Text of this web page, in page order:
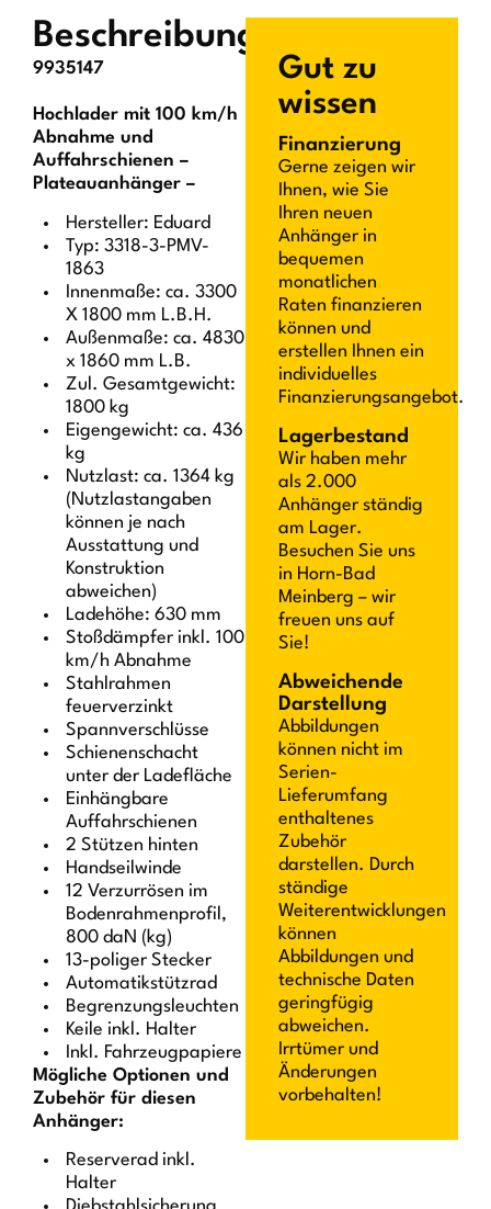
Beschreibung
9935147
Hochlader mit 100 km/h
Abnahme und
Auffahrschienen –
Plateauanhänger –
Hersteller: Eduard
Typ: 3318-3-PMV-
1863
Innenmaße: ca. 3300
X 1800 mm L.B.H.
Außenmaße: ca. 4830
x 1860 mm L.B.
Zul. Gesamtgewicht:
1800 kg
Eigengewicht: ca. 436
kg
Nutzlast: ca. 1364 kg
(Nutzlastangaben
können je nach
Ausstattung und
Konstruktion
abweichen)
Ladehöhe: 630 mm
Stoßdämpfer inkl. 100
km/h Abnahme
Stahlrahmen
feuerverzinkt
Spannverschlüsse
Schienenschacht
unter der Ladefläche
Einhängbare
Auffahrschienen
2 Stützen hinten
Handseilwinde
12 Verzurrösen im
Bodenrahmenprofil,
800 daN (kg)
13-poliger Stecker
Automatikstützrad
Begrenzungsleuchten
Keile inkl. Halter
Inkl. Fahrzeugpapiere
Mögliche Optionen und
Zubehör für diesen
Anhänger:
Reserverad inkl.
Halter
Gut zu
wissen
Finanzierung
Gerne zeigen wir
Ihnen, wie Sie
Ihren neuen
Anhänger in
bequemen
monatlichen
Raten finanzieren
können und
erstellen Ihnen ein
individuelles
Finanzierungsangebot.
Lagerbestand
Wir haben mehr
als 2.000
Anhänger ständig
am Lager.
Besuchen Sie uns
in Horn-Bad
Meinberg – wir
freuen uns auf
Sie!
Abweichende
Darstellung
Abbildungen
können nicht im
Serien-
Lieferumfang
enthaltenes
Zubehör
darstellen. Durch
ständige
Weiterentwicklungen
können
Abbildungen und
technische Daten
geringfügig
abweichen.
Irrtümer und
Änderungen
vorbehalten!